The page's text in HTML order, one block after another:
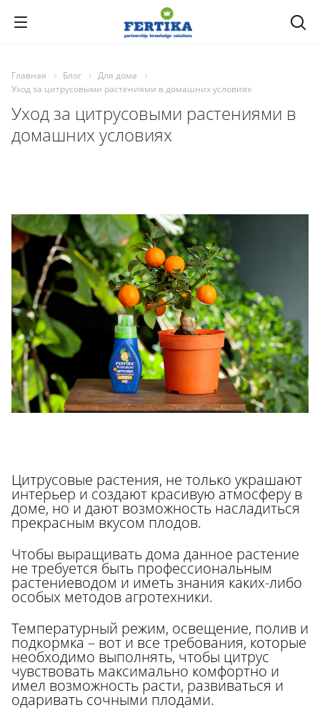
Главная Блог
Для дома
Уход за цитрусовыми растениями в домашних условиях
Уход за цитрусовыми растениями в
домашних условиях
Цитрусовые растения, не только украшают
интерьер и создают красивую атмосферу в
доме, но и дают возможность насладиться
прекрасным вкусом плодов.
Чтобы выращивать дома данное растение
не требуется быть профессиональным
растениеводом и иметь знания каких-либо
особых методов агротехники.
Температурный режим, освещение, полив и
подкормка – вот и все требования, которые
необходимо выполнять, чтобы цитрус
чувствовать максимально комфортно и
имел возможность расти, развиваться и
одаривать сочными плодами.